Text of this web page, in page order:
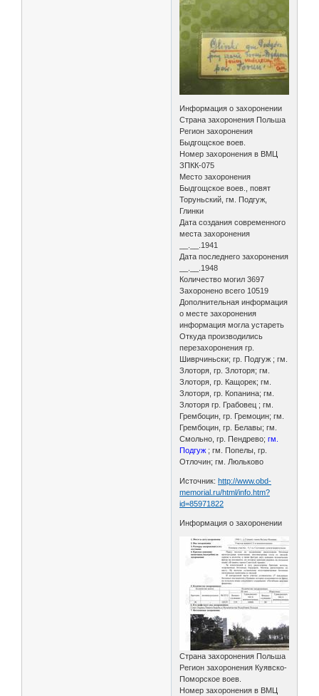
Информация о захоронении
Страна захоронения Польша
Регион захоронения
Быдгощское воев.
Номер захоронения в ВМЦ
ЗПКК-075
Место захоронения
Быдгощское воев., повят
Торуньский, гм. Подгуж,
Глинки
Дата создания современного
места захоронения
__.__.1941
Дата последнего захоронения
__.__.1948
Количество могил 3697
Захоронено всего 10519
Дополнительная информация
о месте захоронения
информация могла устареть
Откуда производились
перезахоронения гр.
Шиврчиньски; гр. Подгуж ; гм.
Злоторя, гр. Злоторя; гм.
Злоторя, гр. Кащорек; гм.
Злоторя, гр. Копанина; гм.
Злоторя гр. Грабовец ; гм.
Грембоцин, гр. Гремоцин; гм.
Грембоцин, гр. Белавы; гм.
Смольно, гр. Пендрево; гм.
Подгуж ; гм. Попелы, гр.
Отлочин; гм. Люльково
Источник: http://www.obd-
memorial.ru/html/info.htm?
id=85971822
Информация о захоронении
Страна захоронения Польша
Регион захоронения Куявско-
Поморское воев.
Номер захоронения в ВМЦ